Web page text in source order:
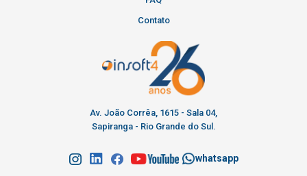
Contato
Av. João Corrêa, 1615 - Sala 04,
Sapiranga - Rio Grande do Sul.
whatsapp